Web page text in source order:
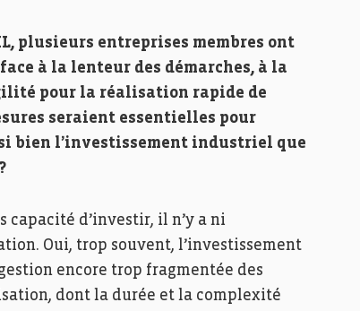
plusieurs entreprises membres ont
à la lenteur des démarches, à la
pour la réalisation rapide de
seraient essentielles pour
bien l’investissement industriel que
capacité d’investir, il n’y a ni
Oui, trop souvent, l’investissement
encore trop fragmentée des
dont la durée et la complexité